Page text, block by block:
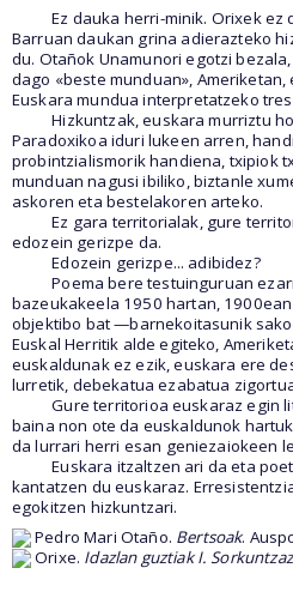
Ez dauka herri-minik. Orixek ez
Barruan daukan grina adierazteko
du. Otañok Unamunori egotzi
dago «beste munduan»,
Euskara mundua interpretatzeko
Hizkuntzak, euskara murriztu
Paradoxikoa iduri lukeen arren,
probintzialismorik handiena, txipiok
munduan nagusi ibiliko, biztanle
askoren eta bestelakoren arteko.
Ez gara territorialak, gure
edozein gerizpe da.
Edozein gerizpe... adibidez?
Poema bere testuinguruan
bazeukakeela 1950 hartan,
objektibo bat —barnekoitasunik
Euskal Herritik alde egiteko,
euskaldunak ez ezik, euskara ere
lurretik, debekatua ezabatua
Gure territorioa euskaraz egin
baina non ote da euskaldunok
da lurrari herri esan geniezaiokeen
Euskara itzaltzen ari da eta
kantatzen du euskaraz.
egokitzen hizkuntzari.
Pedro Mari Otaño. Bertsoak.
Orixe. Idazlan guztiak I.